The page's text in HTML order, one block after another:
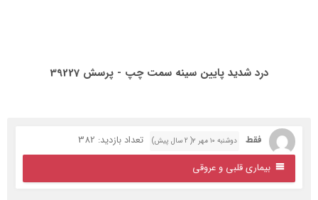
درد شدید پایین سینه سمت چپ - پرسش 39227
فقط دوشنبه ۱۰ مهر ۲( 2 سال پیش)
تعداد بازدید: 382
بیماری قلبی و عروقی